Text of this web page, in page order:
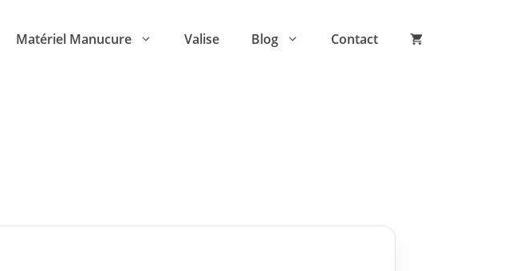
Matériel Manucure Valise Blog Contact